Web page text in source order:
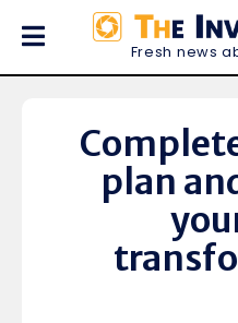
Fresh news
plan